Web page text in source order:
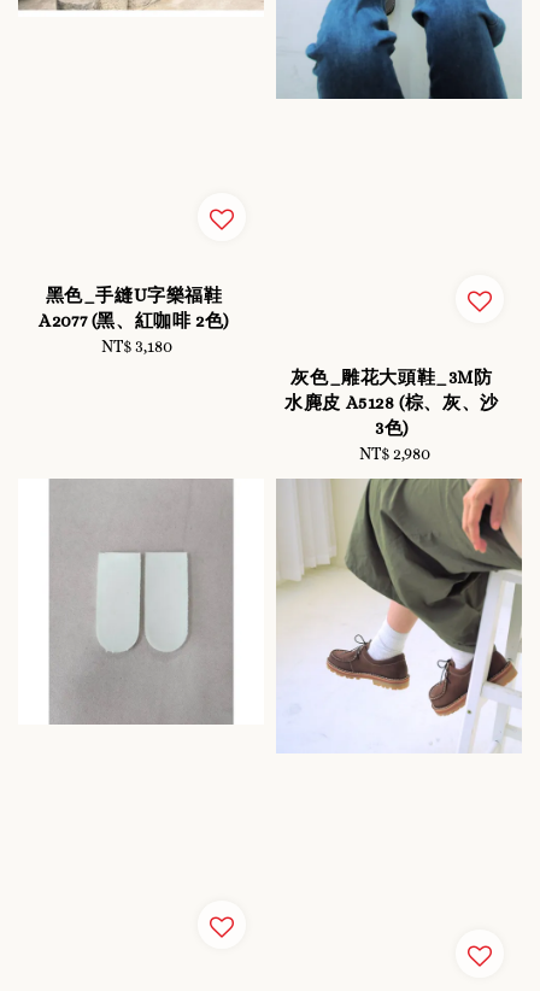
黑色_手縫U字樂福鞋
A2077 (黑、紅咖啡 2色)
Regular
NT$ 3,180
灰色_雕花大頭鞋_3M防
水麂皮 A5128 (棕、灰、沙
3色)
Regular
price
NT$ 2,980